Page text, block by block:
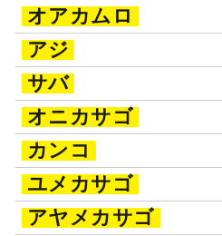
オアカムロ
アジ
サバ
オニカサゴ
カンコ
ユメカサゴ
アヤメカサゴ